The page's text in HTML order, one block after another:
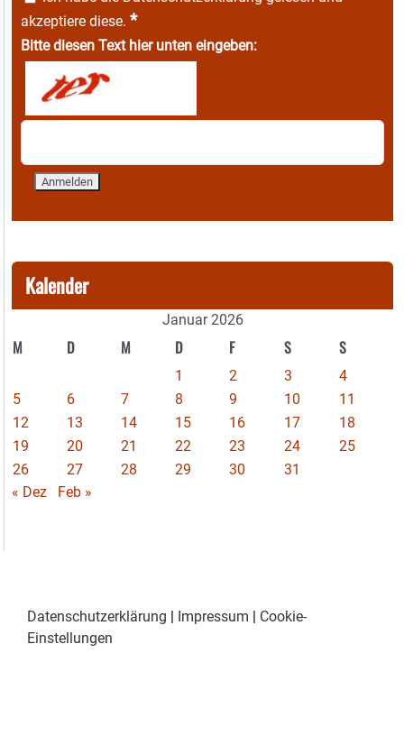
akzeptiere diese. *
Bitte diesen Text hier unten eingeben:
Kalender
Januar 2026
M D M D F S S
1 2 3
4
5
6 7 8 9 10
11
12
13 14 15 16 17
18
19
20 21 22 23 24
25
26
27 28 29 30
31
« Dez
Feb »
Datenschutzerklärung | Impressum | Cookie-
Einstellungen